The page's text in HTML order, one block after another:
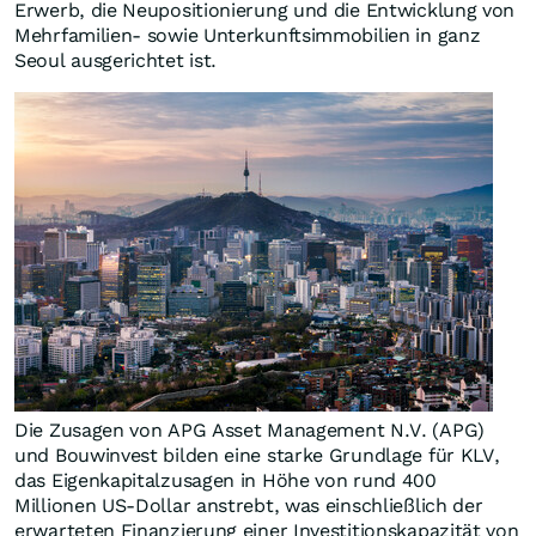
Erwerb, die Neupositionierung und die Entwicklung von
Mehrfamilien- sowie Unterkunftsimmobilien in ganz
Seoul ausgerichtet ist.
Die Zusagen von APG Asset Management N.V. (APG)
und Bouwinvest bilden eine starke Grundlage für KLV,
das Eigenkapitalzusagen in Höhe von rund 400
Millionen US-Dollar anstrebt, was einschließlich der
erwarteten Finanzierung einer Investitionskapazität von